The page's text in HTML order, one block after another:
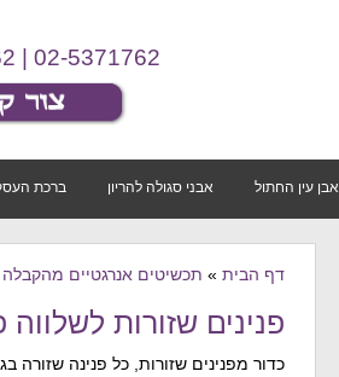
02-5371762 | 052-3852662
אבן עין החתול אבני סגולה להריון ברכת
דף הבית » תכשיטים אנרגטיים מהקבלה
פנינים שזורות לשלווה